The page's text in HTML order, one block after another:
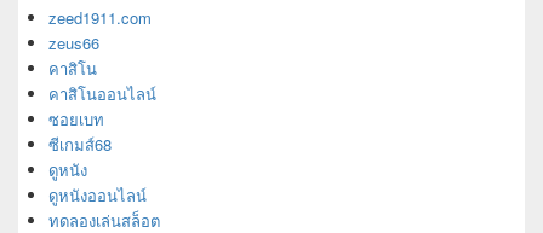
zeed1911.com
zeus66
คาสิโน
คาสิโนออนไลน์
ซอยเบท
ซีเกมส์68
ดูหนัง
ดูหนังออนไลน์
ทดลองเล่นสล็อต